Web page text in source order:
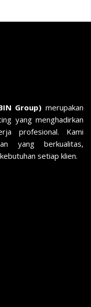
Group) merupakan
yang menghadirkan
profesional. Kami
yang berkualitas,
setiap klien.